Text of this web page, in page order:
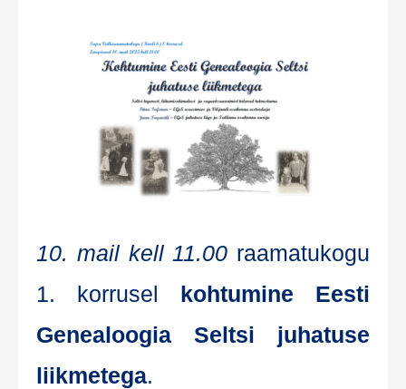
10. mail kell 11.00 raa­ma­tu­ko­gu
1. kor­ru­sel koh­tu­mi­ne Ees­ti
Genea­loo­gia Selt­si juha­tu­se
liik­me­te­ga.